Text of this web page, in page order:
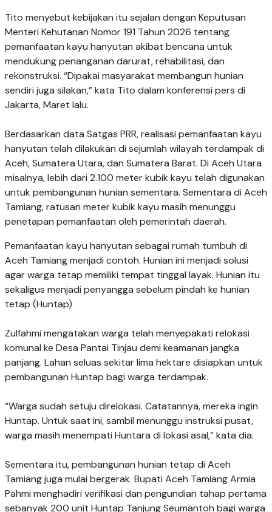
Tito menyebut kebijakan itu sejalan dengan Keputusan
Menteri Kehutanan Nomor 191 Tahun 2026 tentang
pemanfaatan kayu hanyutan akibat bencana untuk
mendukung penanganan darurat, rehabilitasi, dan
rekonstruksi. “Dipakai masyarakat membangun hunian
sendiri juga silakan,” kata Tito dalam konferensi pers di
Jakarta, Maret lalu.
Berdasarkan data Satgas PRR, realisasi pemanfaatan kayu
hanyutan telah dilakukan di sejumlah wilayah terdampak di
Aceh, Sumatera Utara, dan Sumatera Barat. Di Aceh Utara
misalnya, lebih dari 2.100 meter kubik kayu telah digunakan
untuk pembangunan hunian sementara. Sementara di Aceh
Tamiang, ratusan meter kubik kayu masih menunggu
penetapan pemanfaatan oleh pemerintah daerah.
Pemanfaatan kayu hanyutan sebagai rumah tumbuh di
Aceh Tamiang menjadi contoh. Hunian ini menjadi solusi
agar warga tetap memiliki tempat tinggal layak. Hunian itu
sekaligus menjadi penyangga sebelum pindah ke hunian
tetap (Huntap)
Zulfahmi mengatakan warga telah menyepakati relokasi
komunal ke Desa Pantai Tinjau demi keamanan jangka
panjang. Lahan seluas sekitar lima hektare disiapkan untuk
pembangunan Huntap bagi warga terdampak.
“Warga sudah setuju direlokasi. Catatannya, mereka ingin
Huntap. Untuk saat ini, sambil menunggu instruksi pusat,
warga masih menempati Huntara di lokasi asal,” kata dia.
Sementara itu, pembangunan hunian tetap di Aceh
Tamiang juga mulai bergerak. Bupati Aceh Tamiang Armia
Pahmi menghadiri verifikasi dan pengundian tahap pertama
sebanyak 200 unit Huntap Tanjung Seumantoh bagi warga